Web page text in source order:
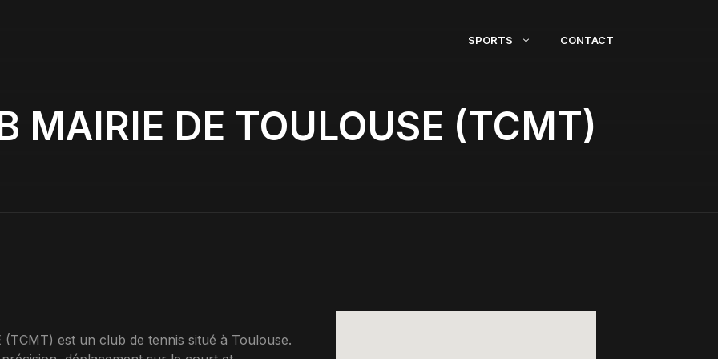
SPORTS CONTACT
MAIRIE DE TOULOUSE (TCMT)
(TCMT) est un club de tennis situé à Toulouse.